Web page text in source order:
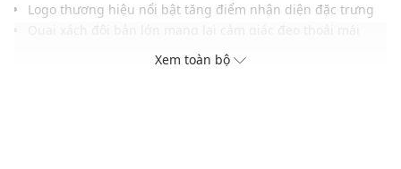
Logo thương hiệu nổi bật tăng điểm nhận diện đặc trưng
Ngăn chứa rộng rãi thuận tiện sắp xếp đồ dùng cá nhân
Gam màu hiện đại, dễ dàng phối cùng nhiều trang phục
Xem toàn bộ